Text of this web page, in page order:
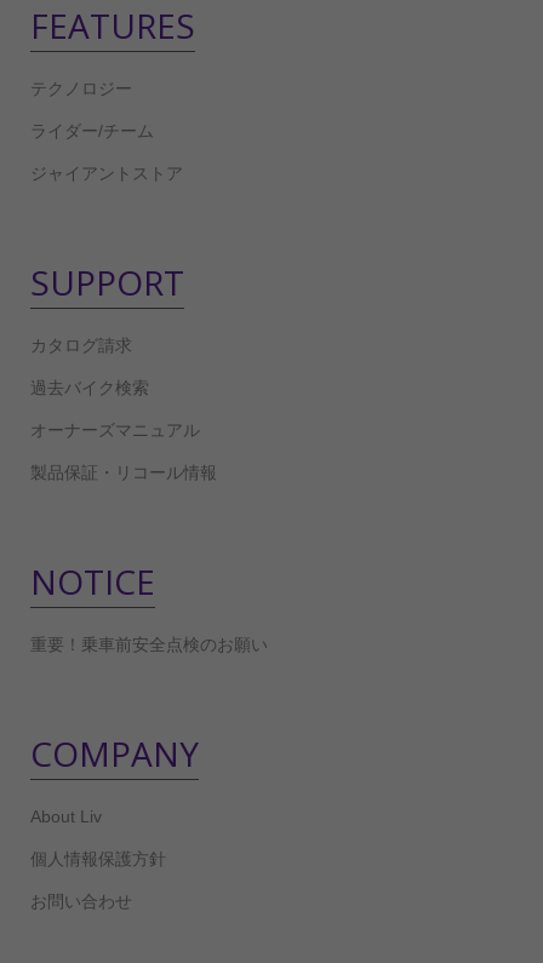
FEATURES
テクノロジー
ライダー/チーム
ジャイアントストア
SUPPORT
カタログ請求
過去バイク検索
オーナーズマニュアル
製品保証・リコール情報
NOTICE
重要！乗車前安全点検のお願い
COMPANY
About Liv
個人情報保護方針
お問い合わせ